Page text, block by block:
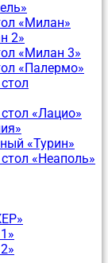
«Милан»
2»
«Милан 3»
«Палермо»
«Лацио»
«Турин»
«Неаполь»